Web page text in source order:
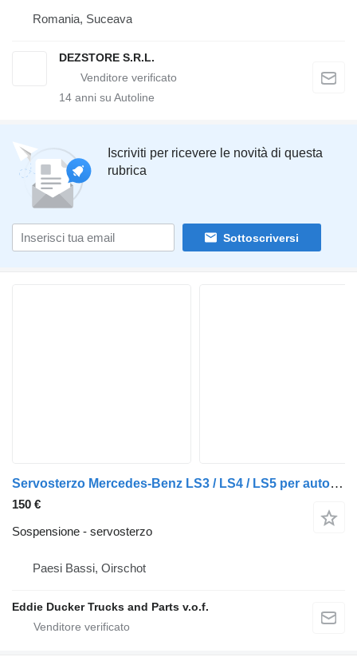
Romania, Suceava
DEZSTORE S.R.L.
14 anni su Autoline
Iscriviti per ricevere le novità di questa
rubrica
Sottoscriversi
Servosterzo Mercedes-Benz LS3 / LS4 / LS5 per automobile
150 €
Sospensione - servosterzo
Paesi Bassi, Oirschot
Eddie Ducker Trucks and Parts v.o.f.